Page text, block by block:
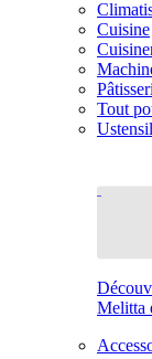
Cuisine
Tout
Melitta